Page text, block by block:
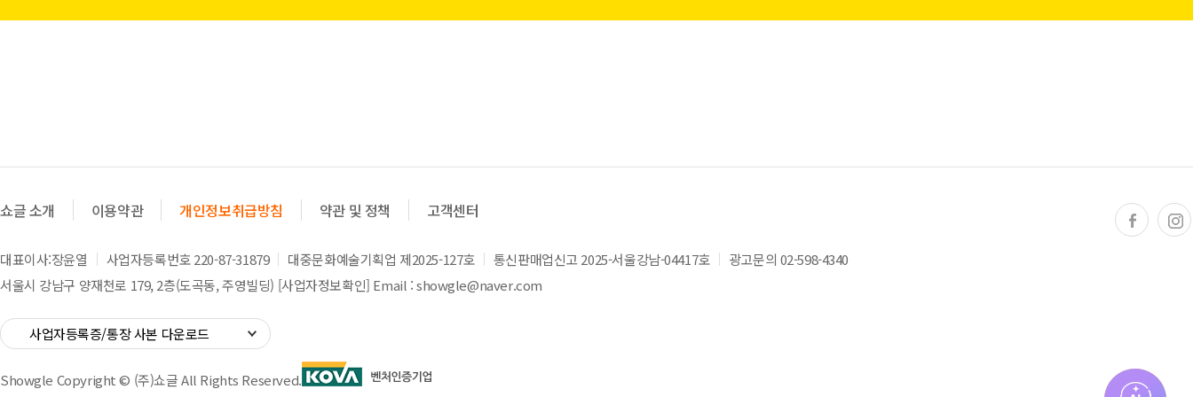
쇼글 소개 이용약관 개인정보취급방침 약관 및 정책 고객센터
대표이사:장윤열 사업자등록번호 220-87-31879 대중문화예술기획업 제2025-127호 통신판매업신고 2025-서울강남-04417호
광고문의 02-598-4340
서울시 강남구 양재천로 179, 2층(도곡동, 주영빌딩) [사업자정보확인] Email : showgle@naver.com
사업자등록증/통장 사본 다운로드
Showgle Copyright © (주)쇼글 All Rights Reserved.